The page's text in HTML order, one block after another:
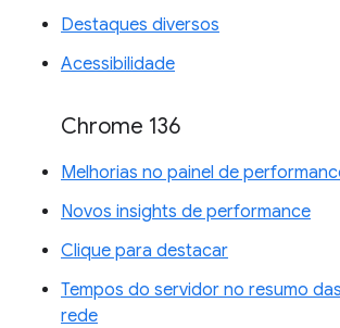
Destaques diversos
Acessibilidade
Chrome 136
Melhorias no painel de
Novos insights de performance
Clique para destacar
Tempos do servidor no resumo
rede